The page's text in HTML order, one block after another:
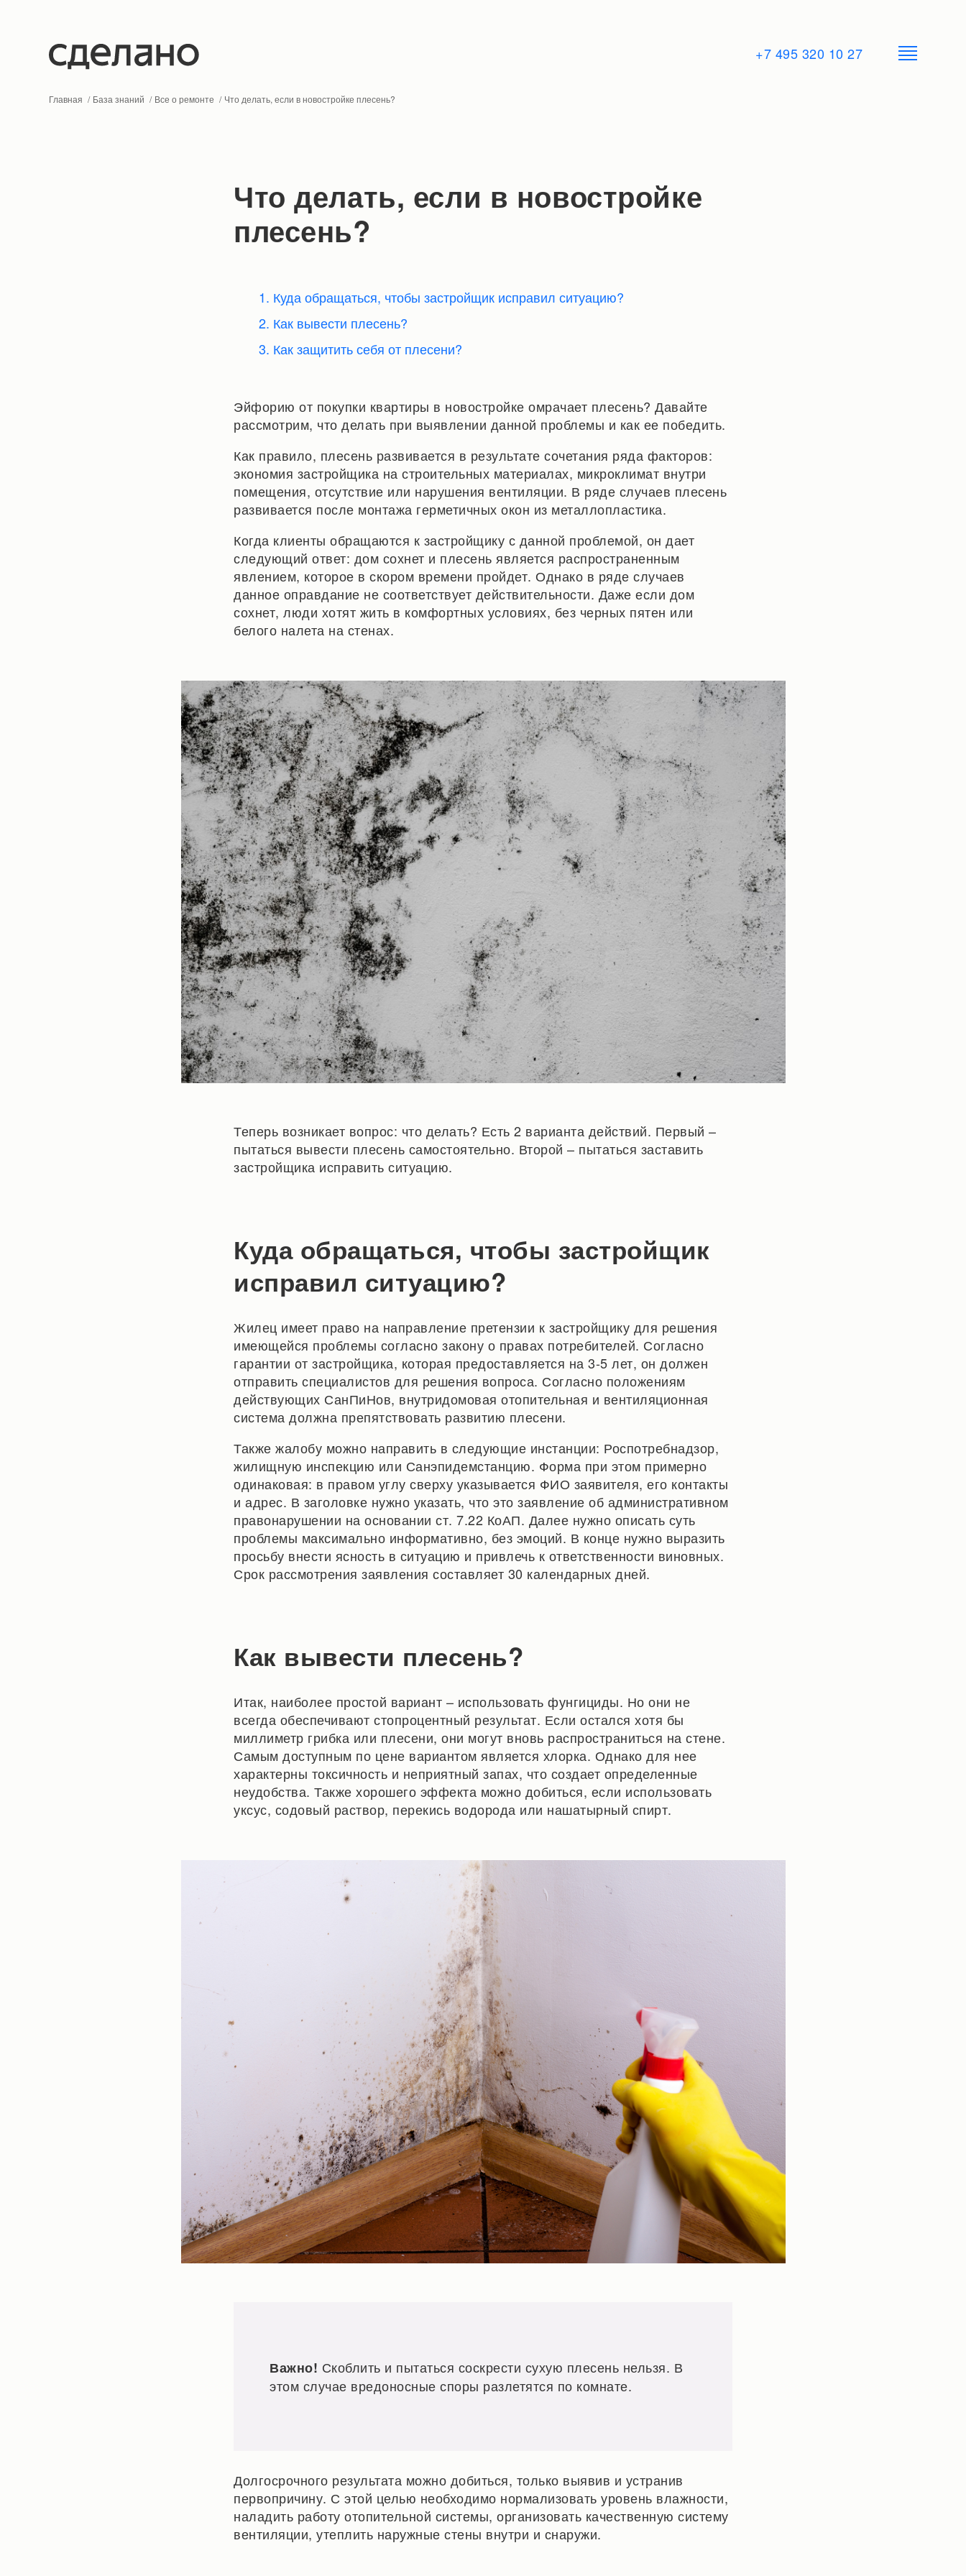
+7 495 320 10 27
Главная База знаний Все о ремонте Что делать, если в новостройке плесень?
Что делать, если в новостройке
плесень?
1. Куда обращаться, чтобы застройщик исправил ситуацию?
2. Как вывести плесень?
3. Как защитить себя от плесени?
Эйфорию от покупки квартиры в новостройке омрачает плесень? Давайте
рассмотрим, что делать при выявлении данной проблемы и как ее победить.
Как правило, плесень развивается в результате сочетания ряда факторов:
экономия застройщика на строительных материалах, микроклимат внутри
помещения, отсутствие или нарушения вентиляции. В ряде случаев плесень
развивается после монтажа герметичных окон из металлопластика.
Когда клиенты обращаются к застройщику с данной проблемой, он дает
следующий ответ: дом сохнет и плесень является распространенным
явлением, которое в скором времени пройдет. Однако в ряде случаев
данное оправдание не соответствует действительности. Даже если дом
сохнет, люди хотят жить в комфортных условиях, без черных пятен или
белого налета на стенах.
Теперь возникает вопрос: что делать? Есть 2 варианта действий. Первый –
пытаться вывести плесень самостоятельно. Второй – пытаться заставить
застройщика исправить ситуацию.
Куда обращаться, чтобы застройщик
исправил ситуацию?
Жилец имеет право на направление претензии к застройщику для решения
имеющейся проблемы согласно закону о правах потребителей. Согласно
гарантии от застройщика, которая предоставляется на 3-5 лет, он должен
отправить специалистов для решения вопроса. Согласно положениям
действующих СанПиНов, внутридомовая отопительная и вентиляционная
система должна препятствовать развитию плесени.
Также жалобу можно направить в следующие инстанции: Роспотребнадзор,
жилищную инспекцию или Санэпидемстанцию. Форма при этом примерно
одинаковая: в правом углу сверху указывается ФИО заявителя, его контакты
и адрес. В заголовке нужно указать, что это заявление об административном
правонарушении на основании ст. 7.22 КоАП. Далее нужно описать суть
проблемы максимально информативно, без эмоций. В конце нужно выразить
просьбу внести ясность в ситуацию и привлечь к ответственности виновных.
Срок рассмотрения заявления составляет 30 календарных дней.
Как вывести плесень?
Итак, наиболее простой вариант – использовать фунгициды. Но они не
всегда обеспечивают стопроцентный результат. Если остался хотя бы
миллиметр грибка или плесени, они могут вновь распространиться на стене.
Самым доступным по цене вариантом является хлорка. Однако для нее
характерны токсичность и неприятный запах, что создает определенные
неудобства. Также хорошего эффекта можно добиться, если использовать
уксус, содовый раствор, перекись водорода или нашатырный спирт.
Важно! Скоблить и пытаться соскрести сухую плесень нельзя. В
этом случае вредоносные споры разлетятся по комнате.
Долгосрочного результата можно добиться, только выявив и устранив
первопричину. С этой целью необходимо нормализовать уровень влажности,
наладить работу отопительной системы, организовать качественную систему
вентиляции, утеплить наружные стены внутри и снаружи.